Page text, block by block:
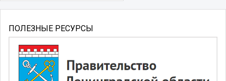
ПОЛЕЗНЫЕ РЕСУРСЫ